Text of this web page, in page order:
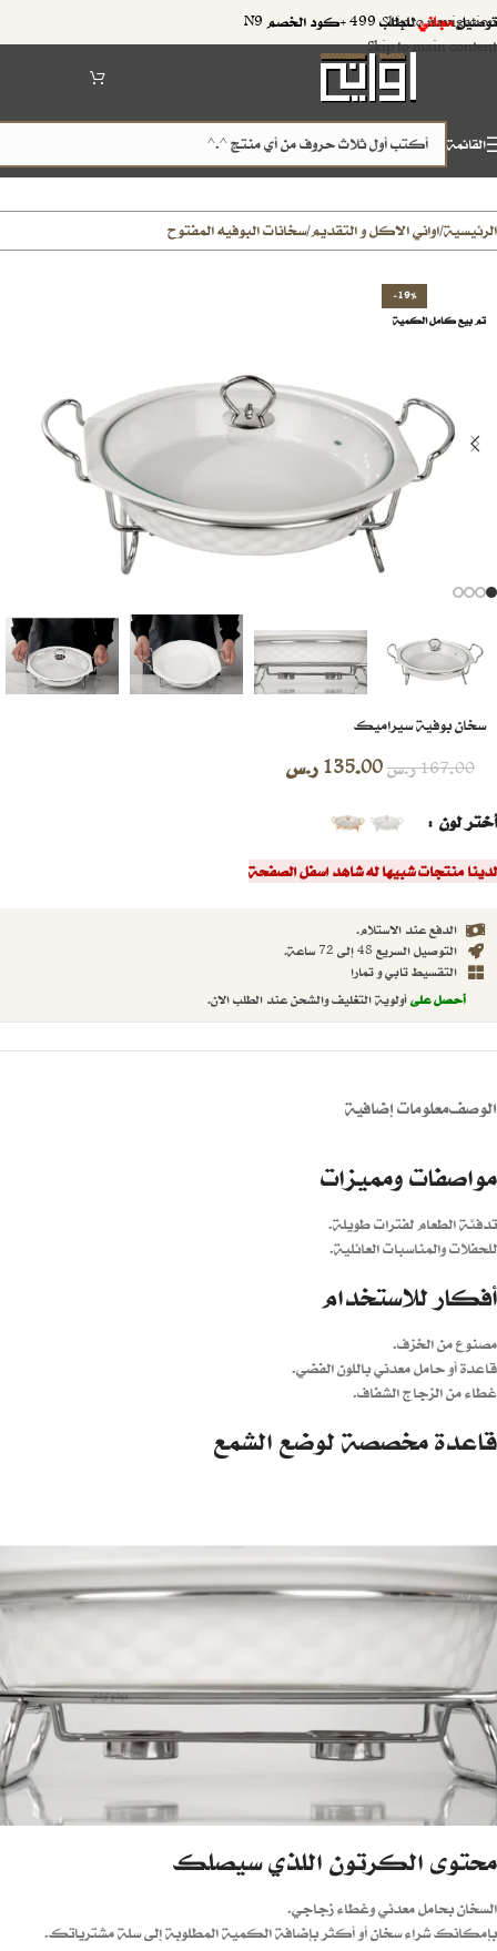
Skip to navigation
Skip to main content
توصيلمجانيللطلب 499 +كود الخصم N9
القائمة
الرئيسية/اواني الاكل و التقديم/سخانات البوفيه المفتوح
-19%
تم بيع كامل الكمية
سخان بوفية سيراميك
167.00ر.س135.00 ر.س
أختر لون
لدينا منتجات شبيها له شاهد اسفل الصفحة
الدفع عند الاستلام.
التوصيل السريع 48 إلى 72 ساعة.
التقسيط تابي و تمارا
أحصل علىأولوية التغليف والشحن عند الطلب الان.
الوصفمعلومات إضافية
مواصفات ومميزات
تدفئة الطعام لفترات طويلة.
للحفلات والمناسبات العائلية.
أفكار للاستخدام
مصنوع من الخزف.
قاعدة أو حامل معدني باللون الفضي.
غطاء من الزجاج الشفاف.
قاعدة مخصصة لوضع الشمع
محتوى الكرتون اللذي سيصلك
السخان بحامل معدني وغطاء زجاجي.
بإمكانك شراء سخان أو أكثر بإضافة الكمية المطلوبة إلى سلة مشترياتك.